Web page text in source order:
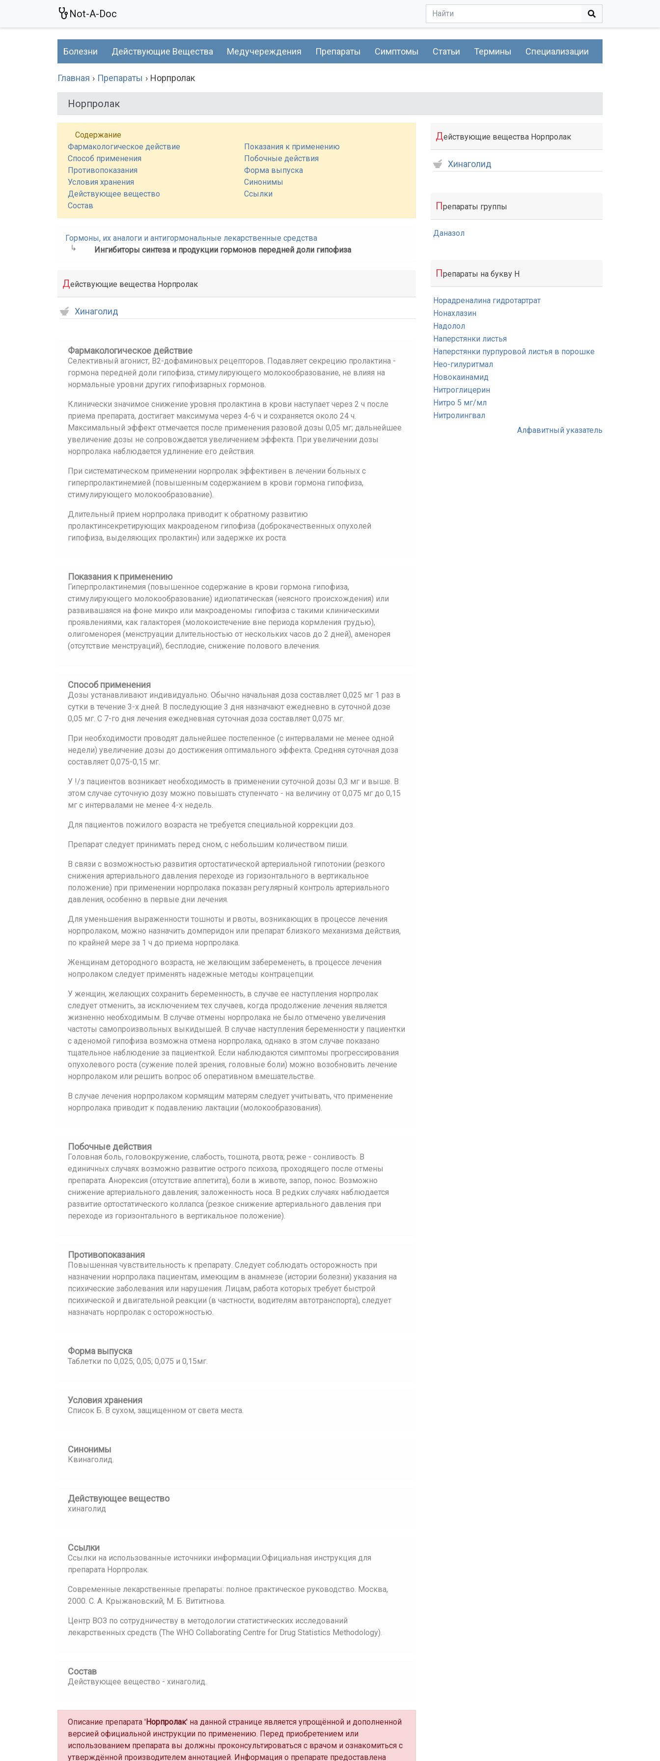
Not-A-Doc
Болезни Действующие Вещества Медучереждения Препараты Симптомы Статьи Термины Специализации
Главная Препараты Норпролак
Норпролак
Содержание
Фармакологическое действие
Показания к применению
Способ применения
Побочные действия
Противопоказания
Форма выпуска
Условия хранения
Синонимы
Действующее вещество
Ссылки
Состав
Гормоны, их аналоги и антигормональные лекарственные средства
Ингибиторы синтеза и продукции гормонов передней доли гипофиза
Действующие вещества Норпролак
Хинаголид
Фармакологическое действие
Селективный агонист, В2-дофаминовых рецепторов. Подавляет секрецию пролактина -
гормона передней доли гипофиза, стимулирующего молокообразование, не влияя на
нормальные уровни других гипофизарных гормонов.
Клинически значимое снижение уровня пролактина в крови наступает через 2 ч после
приема препарата, достигает максимума через 4-6 ч и сохраняется около 24 ч.
Максимальный эффект отмечается после применения разовой дозы 0,05 мг; дальнейшее
увеличение дозы не сопровождается увеличением эффекта. При увеличении дозы
норпролака наблюдается удлинение его действия.
При систематическом применении норпролак эффективен в лечении больных с
гиперпролактинемией (повышенным содержанием в крови гормона гипофиза,
стимулирующего молокообразование).
Длительный прием норпролака приводит к обратному развитию
пролактинсекретирующих макроаденом гипофиза (доброкачественных опухолей
гипофиза, выделяющих пролактин) или задержке их роста.
Показания к применению
Гиперпролактинемия (повышенное содержание в крови гормона гипофиза,
стимулирующего молокообразование) идиопатическая (неясного происхождения) или
развивашаяся на фоне микро или макроаденомы гипофиза с такими клиническими
проявлениями, как галакторея (молокоистечение вне периода кормления грудью),
олигоменорея (менструации длительностью от нескольких часов до 2 дней), аменорея
(отсутствие менструаций), бесплодие, снижение полового влечения.
Способ применения
Дозы устанавливают индивидуально. Обычно начальная доза составляет 0,025 мг 1 раз в
сутки в течение 3-х дней. В последующие 3 дня назначают ежедневно в суточной дозе
0,05 мг. С 7-го дня лечения ежедневная суточная доза составляет 0,075 мг.
При необходимости проводят дальнейшее постепенное (с интервалами не менее одной
недели) увеличение дозы до достижения оптимального эффекта. Средняя суточная доза
составляет 0,075-0,15 мг.
У !/з пациентов возникает необходимость в применении суточной дозы 0,3 мг и выше. В
этом случае суточную дозу можно повышать ступенчато - на величину от 0,075 мг до 0,15
мг с интервалами не менее 4-х недель.
Для пациентов пожилого возраста не требуется специальной коррекции доз.
Препарат следует принимать перед сном, с небольшим количеством пиши.
В связи с возможностью развития ортостатической артериальной гипотонии (резкого
снижения артериального давления переходе из горизонтального в вертикальное
положение) при применении норпролака показан регулярный контроль артериального
давления, особенно в первые дни лечения.
Для уменьшения выраженности тошноты и рвоты, возникающих в процессе лечения
норпролаком, можно назначить домперидон или препарат близкого механизма действия,
по крайней мере за 1 ч до приема норпролака.
Женщинам детородного возраста, не желающим забеременеть, в процессе лечения
нопролаком следует применять надежные методы контрацепции.
У женщин, желающих сохранить беременность, в случае ее наступления норпролак
следует отменить, за исключением тех случаев, когда продолжение лечения является
жизненно необходимым. В случае отмены норпролака не было отмечено увеличения
частоты самопроизвольных выкидышей. В случае наступления беременности у пациентки
с аденомой гипофиза возможна отмена норпролака, однако в этом случае показано
тщательное наблюдение за пациенткой. Если наблюдаются симптомы прогрессирования
опухолевого роста (сужение полей зрения, головные боли) можно возобновить лечение
норпролаком или решить вопрос об оперативном вмешательстве.
В случае лечения норпролаком кормящим матерям следует учитывать, что применение
норпролака приводит к подавлению лактации (молокообразования).
Побочные действия
Головная боль, головокружение, слабость, тошнота, рвота; реже - сонливость. В
единичных случаях возможно развитие острого психоза, проходящего после отмены
препарата. Анорексия (отсутствие аппетита), боли в животе, запор, понос. Возможно
снижение артериального давления; заложенность носа. В редких случаях наблюдается
развитие ортостатического коллапса (резкое снижение артериального давления при
переходе из горизонтального в вертикальное положение).
Противопоказания
Повышенная чувствительность к препарату. Следует соблюдать осторожность при
назначении норпролака пациентам, имеющим в анамнезе (истории болезни) указания на
психические заболевания или нарушения. Лицам, работа которых требует быстрой
психической и двигательной реакции (в частности, водителям автотранспорта), следует
назначать норпролак с осторожностью.
Форма выпуска
Таблетки по 0,025; 0,05; 0,075 и 0,15мг.
Условия хранения
Список Б. В сухом, защищенном от света места.
Синонимы
Квинаголид.
Действующее вещество
хинаголид
Ссылки
Ссылки на использованные источники информации.Официальная инструкция для
препарата Норпролак.
Современные лекарственные препараты: полное практическое руководство. Москва,
2000. С. А. Крыжановский, М. Б. Вититнова.
Центр ВОЗ по сотрудничеству в методологии статистических исследований
лекарственных средств (The WHO Collaborating Centre for Drug Statistics Methodology).
Состав
Действующее вещество - хинаголид.
Описание препарата 'Норпролак' на данной странице является упрощённой и дополненной
версией официальной инструкции по применению. Перед приобретением или
использованием препарата вы должны проконсультироваться с врачом и ознакомиться с
утверждённой производителем аннотацией. Информация о препарате предоставлена
Действующие вещества Норпролак
Хинаголид
Препараты группы
Даназол
Препараты на букву Н
Норадреналина гидротартрат
Нонахлазин
Надолол
Наперстянки листья
Наперстянки пурпуровой листья в порошке
Нео-гилуритмал
Новокаинамид
Нитроглицерин
Нитро 5 мг/мл
Нитролингвал
Алфавитный указатель